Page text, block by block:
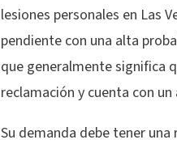
lesiones personales en Las
pendiente con una alta
que generalmente significa
reclamación y cuenta con
Su demanda debe tener